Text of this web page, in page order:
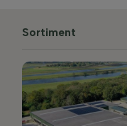
Sortiment